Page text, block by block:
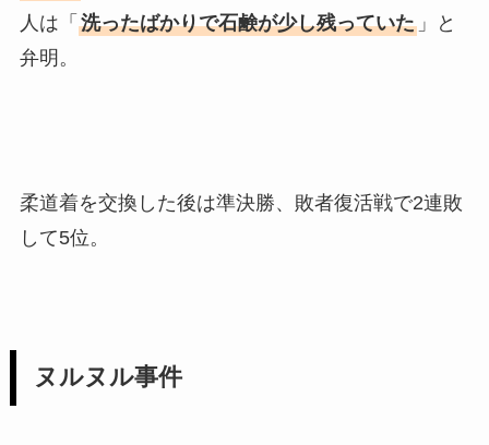
人は「 洗ったばかりで石鹸が少し残っていた」と
弁明。
柔道着を交換した後は準決勝、敗者復活戦で2連敗
して5位。
ヌルヌル事件